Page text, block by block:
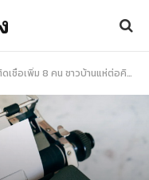
ชาวบ้านแห่ต่อคิวตรวจ หวั่นเซียนไก่ชนแพร่เชื้อ